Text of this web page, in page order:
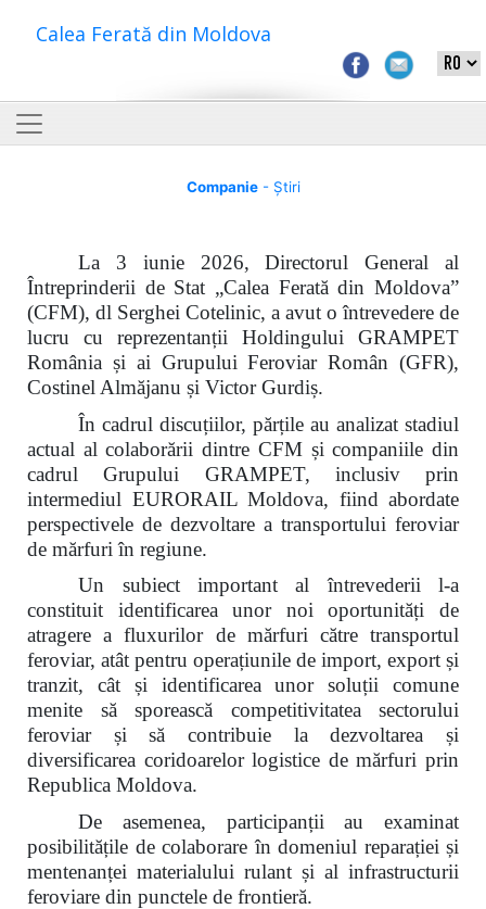
Calea Ferată din Moldova
Companie- Știri
La 3 iunie 2026, Directorul General al
Întreprinderii de Stat „Calea Ferată din Moldova”
(CFM), dl Serghei Cotelinic, a avut o întrevedere de
lucru cu reprezentanții Holdingului GRAMPET
România și ai Grupului Feroviar Român (GFR),
Costinel Almăjanu și Victor Gurdiș.
În cadrul discuțiilor, părțile au analizat stadiul
actual al colaborării dintre CFM și companiile din
cadrul Grupului GRAMPET, inclusiv prin
intermediul EURORAIL Moldova, fiind abordate
perspectivele de dezvoltare a transportului feroviar
de mărfuri în regiune.
Un subiect important al întrevederii l-a
constituit identificarea unor noi oportunități de
atragere a fluxurilor de mărfuri către transportul
feroviar, atât pentru operațiunile de import, export și
tranzit, cât și identificarea unor soluții comune
menite să sporească competitivitatea sectorului
feroviar și să contribuie la dezvoltarea și
diversificarea coridoarelor logistice de mărfuri prin
Republica Moldova.
De asemenea, participanții au examinat
posibilitățile de colaborare în domeniul reparației și
mentenanței materialului rulant și al infrastructurii
feroviare din punctele de frontieră.